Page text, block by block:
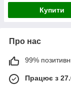
Купити
Про нас
99%
Працює з